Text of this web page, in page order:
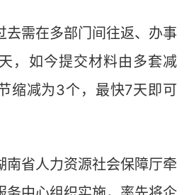
需在多部门间往返、办事
，如今提交材料由多套减
缩减为3个，最快7天即可
省人力资源社会保障厅牵